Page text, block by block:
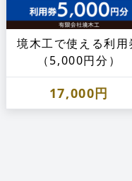
境木工で使える利用
（5,000円分）
17,000円